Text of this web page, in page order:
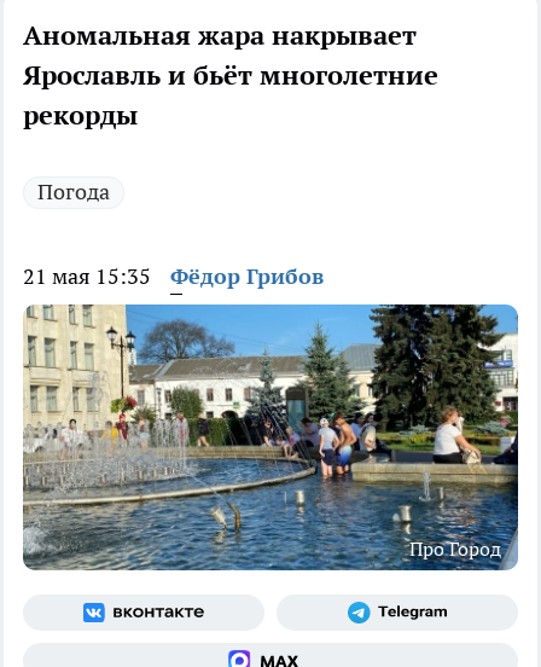
Аномальная жара накрывает
Ярославль и бьёт многолетние
рекорды
Погода
21 мая 15:35 Фёдор Грибов
Про Город